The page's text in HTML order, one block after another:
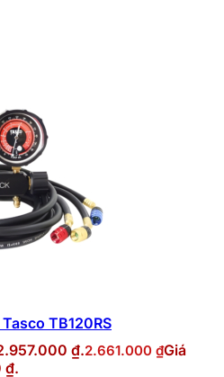
TB120RS
₫.2.661.000 ₫Giá
₫.